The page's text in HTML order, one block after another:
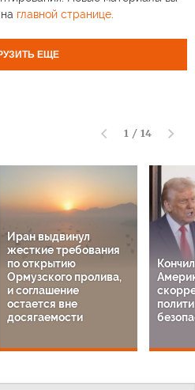
главной странице.
ЕЩЕ
1 / 14
Иран выдвинул
жесткие требования
по открытию
Ормузского пролива,
и соглашение
остается вне
досягаемости